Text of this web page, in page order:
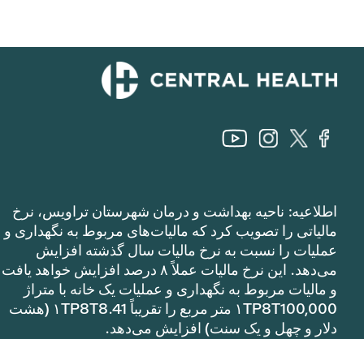
اطلاعیه: ناحیه بهداشت و درمان شهرستان تراویس، نرخ
مالیاتی را تصویب کرد که مالیات‌های مربوط به نگهداری و
عملیات را نسبت به نرخ مالیات سال گذشته افزایش
می‌دهد. این نرخ مالیات عملاً ۸ درصد افزایش خواهد یافت
و مالیات مربوط به نگهداری و عملیات یک خانه با متراژ
۱TP8T100,000 متر مربع را تقریباً ۱TP8T8.41 (هشت
دلار و چهل و یک سنت) افزایش می‌دهد.